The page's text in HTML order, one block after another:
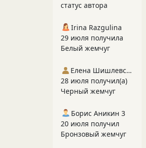
статус автора
Irina Razgulina
29 июля получила
Белый жемчуг
Елена Шишлевская
28 июля получил(а)
Черный жемчуг
Борис Аникин 3
20 июля получил
Бронзовый жемчуг